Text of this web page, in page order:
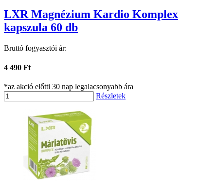
LXR Magnézium Kardio Komplex
kapszula 60 db
Bruttó fogyasztói ár:
4 490 Ft
*az akció előtti 30 nap legalacsonyabb ára
Részletek